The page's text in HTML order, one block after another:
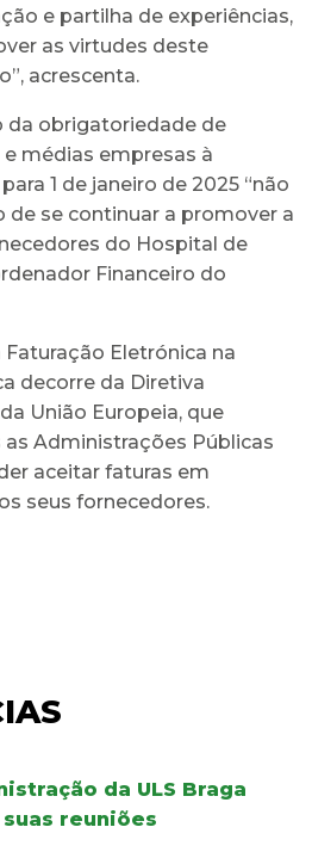
e partilha de experiências,
as virtudes deste
acrescenta.
da obrigatoriedade de
médias empresas à
1 de janeiro de 2025 “não
de se continuar a promover a
do Hospital de
Financeiro do
Eletrónica na
decorre da Diretiva
União Europeia, que
Administrações Públicas
aceitar faturas em
seus fornecedores.
da ULS Braga
reuniões